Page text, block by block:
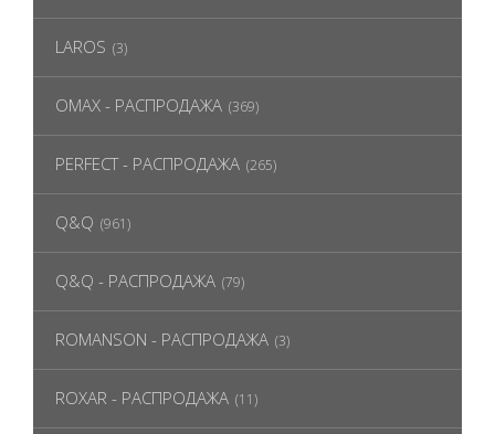
LAROS (3)
OMAX - РАСПРОДАЖА (369)
PERFECT - РАСПРОДАЖА (265)
Q&Q (961)
Q&Q - РАСПРОДАЖА (79)
ROMANSON - РАСПРОДАЖА (3)
ROXAR - РАСПРОДАЖА (11)